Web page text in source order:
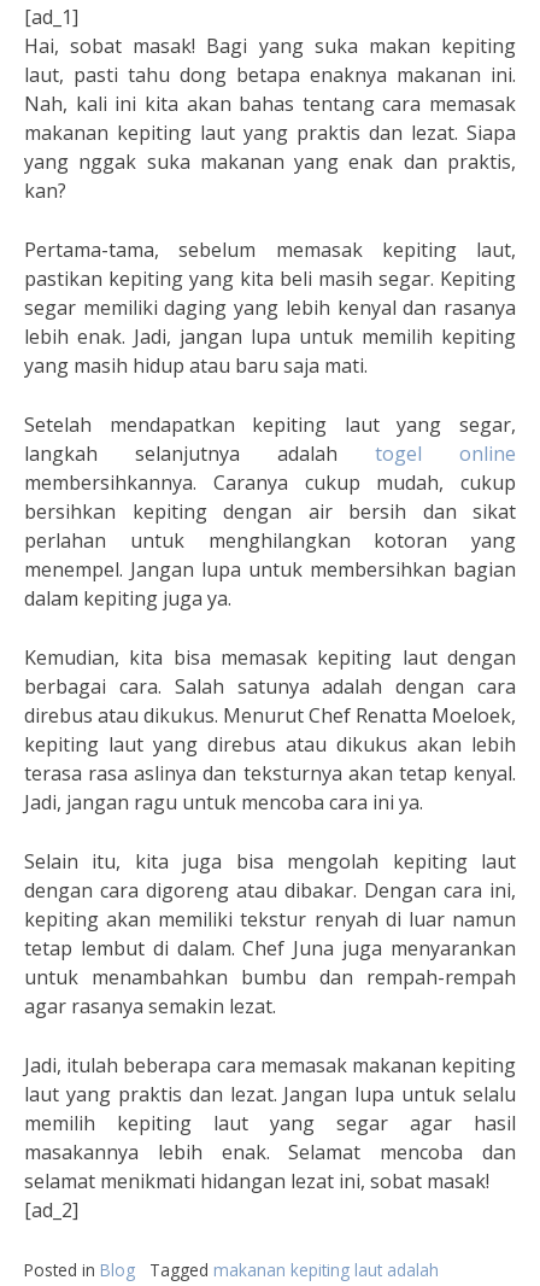
[ad_1]
Hai, sobat masak! Bagi yang suka makan kepiting
laut, pasti tahu dong betapa enaknya makanan ini.
Nah, kali ini kita akan bahas tentang cara memasak
makanan kepiting laut yang praktis dan lezat. Siapa
yang nggak suka makanan yang enak dan praktis,
kan?
Pertama-tama, sebelum memasak kepiting laut,
pastikan kepiting yang kita beli masih segar. Kepiting
segar memiliki daging yang lebih kenyal dan rasanya
lebih enak. Jadi, jangan lupa untuk memilih kepiting
yang masih hidup atau baru saja mati.
Setelah mendapatkan kepiting laut yang segar,
langkah selanjutnya adalah togel online
membersihkannya. Caranya cukup mudah, cukup
bersihkan kepiting dengan air bersih dan sikat
perlahan untuk menghilangkan kotoran yang
menempel. Jangan lupa untuk membersihkan bagian
dalam kepiting juga ya.
Kemudian, kita bisa memasak kepiting laut dengan
berbagai cara. Salah satunya adalah dengan cara
direbus atau dikukus. Menurut Chef Renatta Moeloek,
kepiting laut yang direbus atau dikukus akan lebih
terasa rasa aslinya dan teksturnya akan tetap kenyal.
Jadi, jangan ragu untuk mencoba cara ini ya.
Selain itu, kita juga bisa mengolah kepiting laut
dengan cara digoreng atau dibakar. Dengan cara ini,
kepiting akan memiliki tekstur renyah di luar namun
tetap lembut di dalam. Chef Juna juga menyarankan
untuk menambahkan bumbu dan rempah-rempah
agar rasanya semakin lezat.
Jadi, itulah beberapa cara memasak makanan kepiting
laut yang praktis dan lezat. Jangan lupa untuk selalu
memilih kepiting laut yang segar agar hasil
masakannya lebih enak. Selamat mencoba dan
selamat menikmati hidangan lezat ini, sobat masak!
[ad_2]
Posted in Blog Tagged makanan kepiting laut adalah